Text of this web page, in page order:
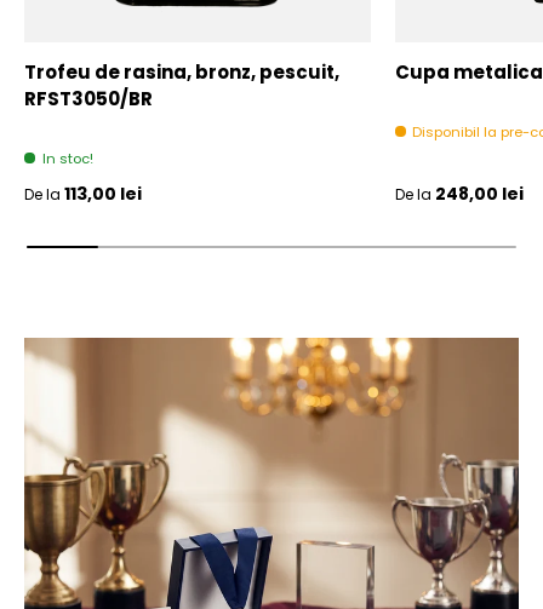
Trofeu de rasina, bronz, pescuit,
RFST3050/BR
In stoc!
Pret initial
De la 113,00 lei
Cupa
Disponibil la pre-
Pret initial
De la 248,00 lei